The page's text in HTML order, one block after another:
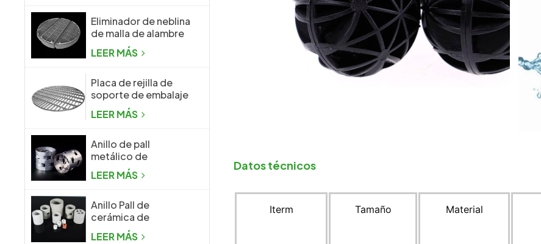
Eliminador de neblina
de malla de alambre
tejido de malla de
alambre
LEER MÁS
Placa de rejilla de
soporte de embalaje
aleatorio de
columna de
destilación
LEER MÁS
Anillo de pall
metálico de
embalaje aleatorio
de metal de alto
rendimiento
LEER MÁS
Anillo Pall de
cerámica de
embalaje aleatorio
LEER MÁS
Datos técnicos
Iterm Tamaño Material